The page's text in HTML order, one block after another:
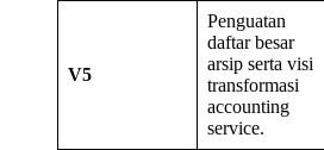
V5
Penguatan
daftar besar
arsip serta visi
transformasi
accounting
service.